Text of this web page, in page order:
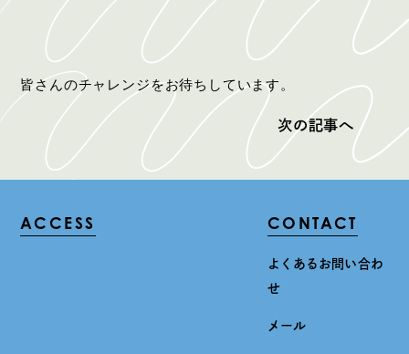
皆さんのチャレンジをお待ちしています。
次の記事へ
ACCESS CONTACT
よくあるお問い合わ
せ
メール